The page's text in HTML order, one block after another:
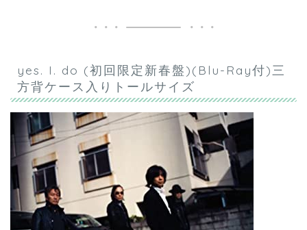
yes. I. do (初回限定新春盤)(Blu-Ray付)三
方背ケース入りトールサイズ